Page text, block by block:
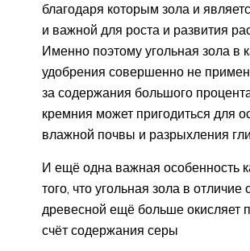
благодаря которым зола и
и важной для роста и развития
Именно поэтому угольная зола в
удобрения совершенно не
за содержания большого
кремния может пригодиться для
влажной почвы и разрыхления
И ещё одна важная особенность
того, что угольная зола в отличие
древесной ещё больше окисляет
счёт содержания серы